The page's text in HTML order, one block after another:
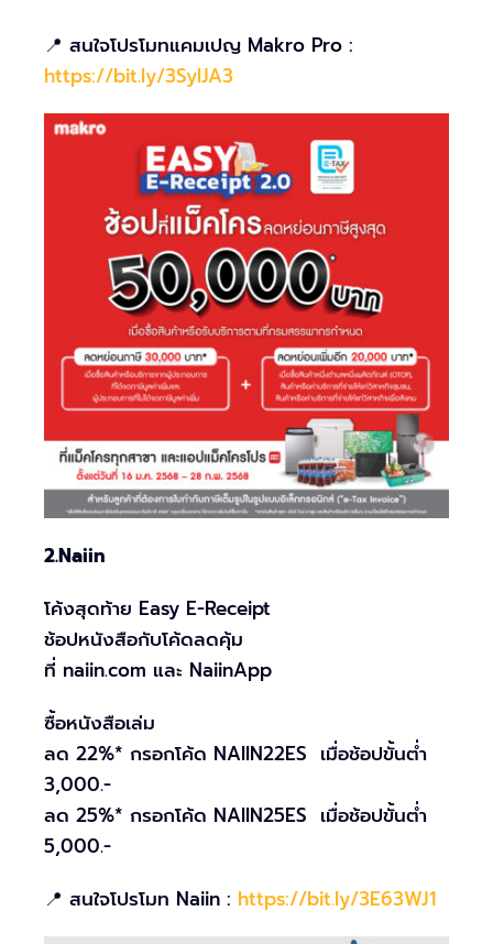
📍 สนใจโปรโมทแคมเปญ Makro Pro :
https://bit.ly/3SyIJA3
2.Naiin
โค้งสุดท้าย Easy E-Receipt
ช้อปหนังสือกับโค้ดลดคุ้ม
ที่ naiin.com และ NaiinApp
ซื้อหนังสือเล่ม
ลด 22%* กรอกโค้ด NAIIN22ES เมื่อช้อปขั้นต่ำ
3,000.-
ลด 25%* กรอกโค้ด NAIIN25ES เมื่อช้อปขั้นต่ำ
5,000.-
📍 สนใจโปรโมท Naiin : https://bit.ly/3E63WJ1